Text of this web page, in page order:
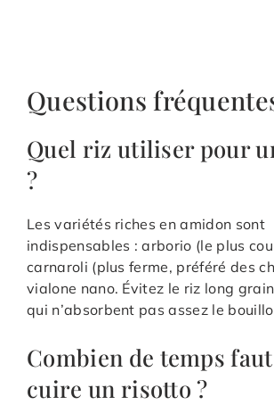
Questions
Quel riz utiliser pour
?
Les variétés riches en amidon sont
indispensables : arborio (le plus
carnaroli (plus ferme, préféré des
vialone nano. Évitez le riz long
qui n’absorbent pas assez le
Combien de temps
cuire un risotto ?